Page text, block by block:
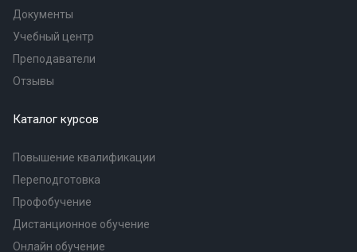
Документы
Учебный центр
Преподаватели
Отзывы
Каталог курсов
Повышение квалификации
Переподготовка
Профобучение
Дистанционное обучение
Онлайн обучение